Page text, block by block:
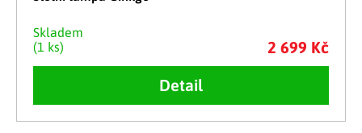
Skladem
(1 ks)
2 699 Kč
Detail